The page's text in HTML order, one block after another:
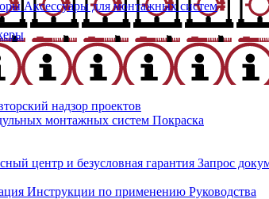
Аксессуары для монтажных систем
надзор проектов
монтажных систем Покраска
центр и безусловная гарантия Запрос
Инструкции по применению Руководства